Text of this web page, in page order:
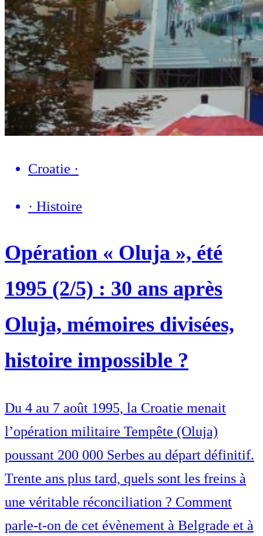
Croatie ·
· Histoire
Opération « Oluja », été
1995 (2/5) : 30 ans après
Oluja, mémoires divisées,
histoire impossible ?
Du 4 au 7 août 1995, la Croatie menait
l’opération militaire Tempête (Oluja)
poussant 200 000 Serbes au départ définitif.
Trente ans plus tard, quels sont les freins à
une véritable réconciliation ? Comment
parle-t-on de cet évènement à Belgrade et à